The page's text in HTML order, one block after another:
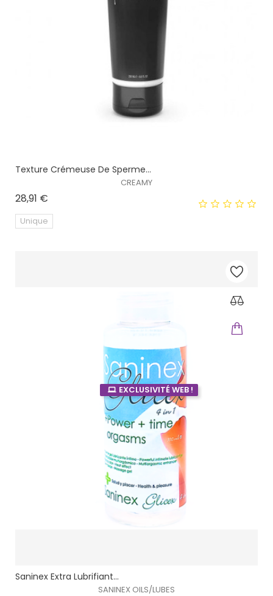
Texture Crémeuse De Sperme...
CREAMY
28,91 €
Unique
EXCLUSIVITÉ WEB !
Saninex Extra Lubrifiant...
SANINEX OILS/LUBES